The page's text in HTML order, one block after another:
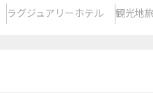
ラグジュアリーホテル 観光地